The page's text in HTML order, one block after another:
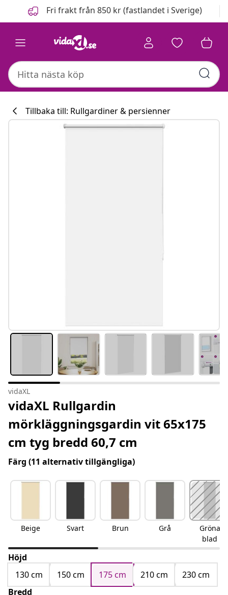
FöregåendeFri frakt från 850 kr (fastlandet i Sverige)
Tillbaka till: Rullgardiner & persienner
vidaXL
vidaXL Rullgardin
mörkläggningsgardin vit 65x175
cm tyg bredd 60,7 cm
Färg (11 alternativ tillgängliga)
Beige Svart Brun Grå
Gröna
blad
Höjd
130 cm
150 cm 175 cm 210 cm
230 cm
Bredd